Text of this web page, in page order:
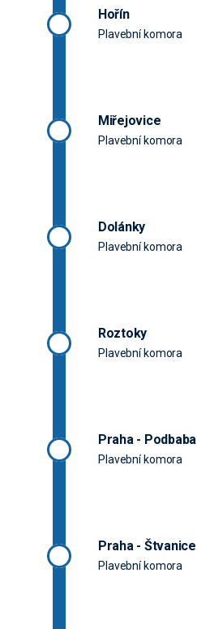
Hořín
Plavební komora
Miřejovice
Plavební komora
Dolánky
Plavební komora
Roztoky
Plavební komora
Praha - Podbaba
Plavební komora
Praha - Štvanice
Plavební komora